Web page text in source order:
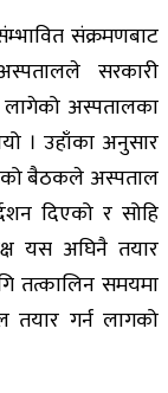
संक्रमणबाट
सरकारी
लागेको अस्पतालका
। उहाँका अनुसार
बैठकले अस्पताल
दिएको र सोहि
यस अघिनै तयार
तत्कालिन समयमा
तयार गर्न लागको